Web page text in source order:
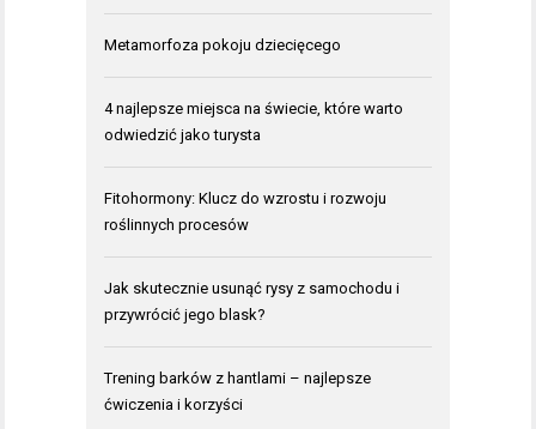
Metamorfoza pokoju dziecięcego
4 najlepsze miejsca na świecie, które warto
odwiedzić jako turysta
Fitohormony: Klucz do wzrostu i rozwoju
roślinnych procesów
Jak skutecznie usunąć rysy z samochodu i
przywrócić jego blask?
Trening barków z hantlami – najlepsze
ćwiczenia i korzyści